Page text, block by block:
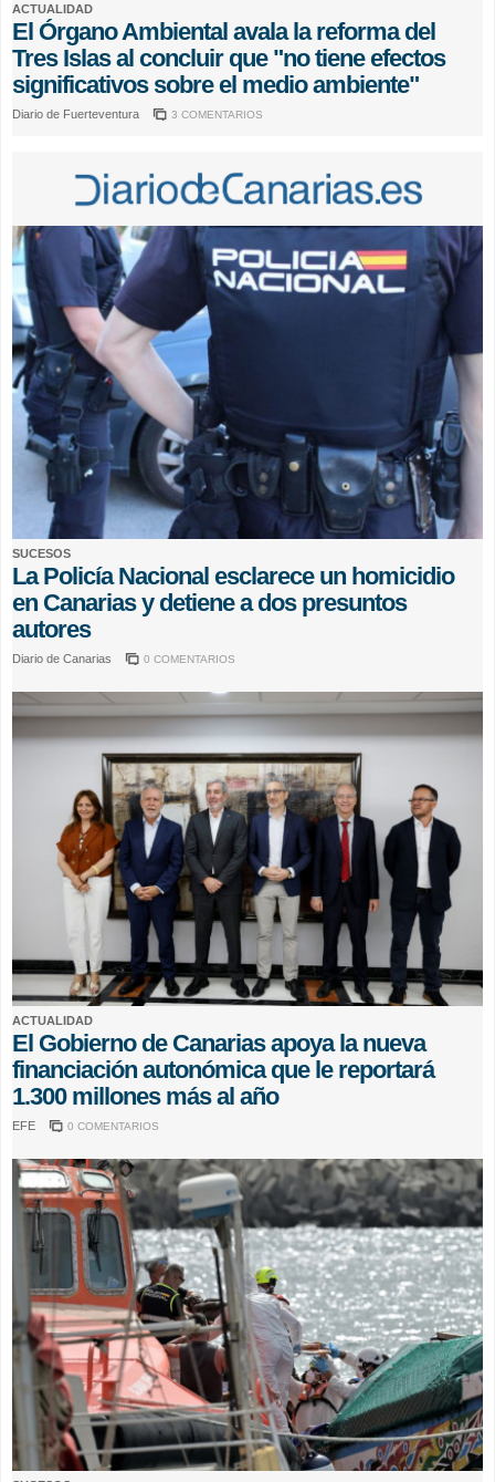
ACTUALIDAD
El Órgano Ambiental avala la reforma del
Tres Islas al concluir que "no tiene efectos
significativos sobre el medio ambiente"
Diario de Fuerteventura 3 COMENTARIOS
SUCESOS
La Policía Nacional esclarece un homicidio
en Canarias y detiene a dos presuntos
autores
Diario de Canarias 0 COMENTARIOS
ACTUALIDAD
El Gobierno de Canarias apoya la nueva
financiación autonómica que le reportará
1.300 millones más al año
EFE 0 COMENTARIOS